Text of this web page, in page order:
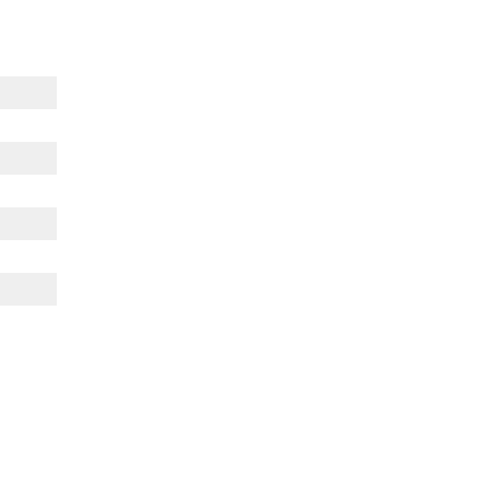
reforça a ideia de que a
visual mais autêntico e próximo
do futebol.
o corpo seco e confortável